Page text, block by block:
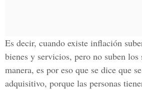
Es decir, cuando existe inflación
bienes y servicios, pero no suben
manera, es por eso que se dice que
adquisitivo, porque las personas